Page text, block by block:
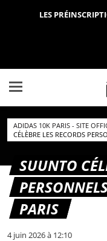
LES
ADIDAS 10K PARIS - SITE
CÉLÈBRE LES RECORDS
SUUNTO
PARIS
4 juin 2026 à 12:10